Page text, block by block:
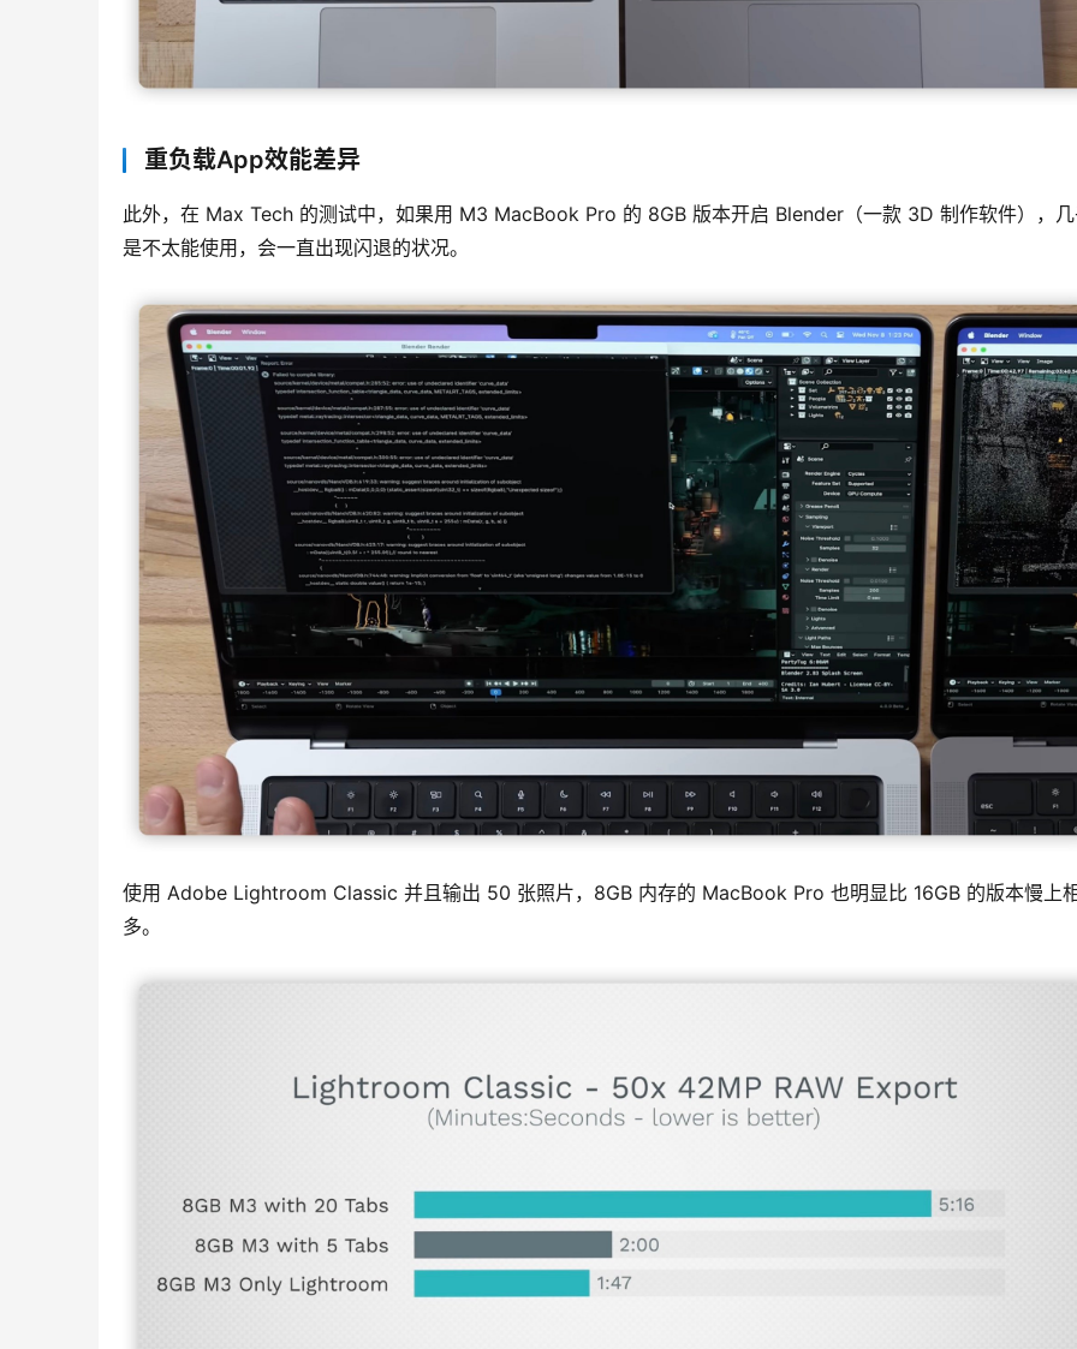
重负载App效能差异
此外，在 Max Tech 的测试中，如果用 M3 MacBook Pro 的 8GB 版本开启 Blender（一款 3D 制作软件），
是不太能使用，会一直出现闪退的状况。
使用 Adobe Lightroom Classic 并且输出 50 张照片，8GB 内存的 MacBook Pro 也明显比 16GB 的版本慢上
多。